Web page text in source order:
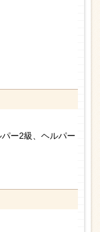
ー2級、ヘルパー